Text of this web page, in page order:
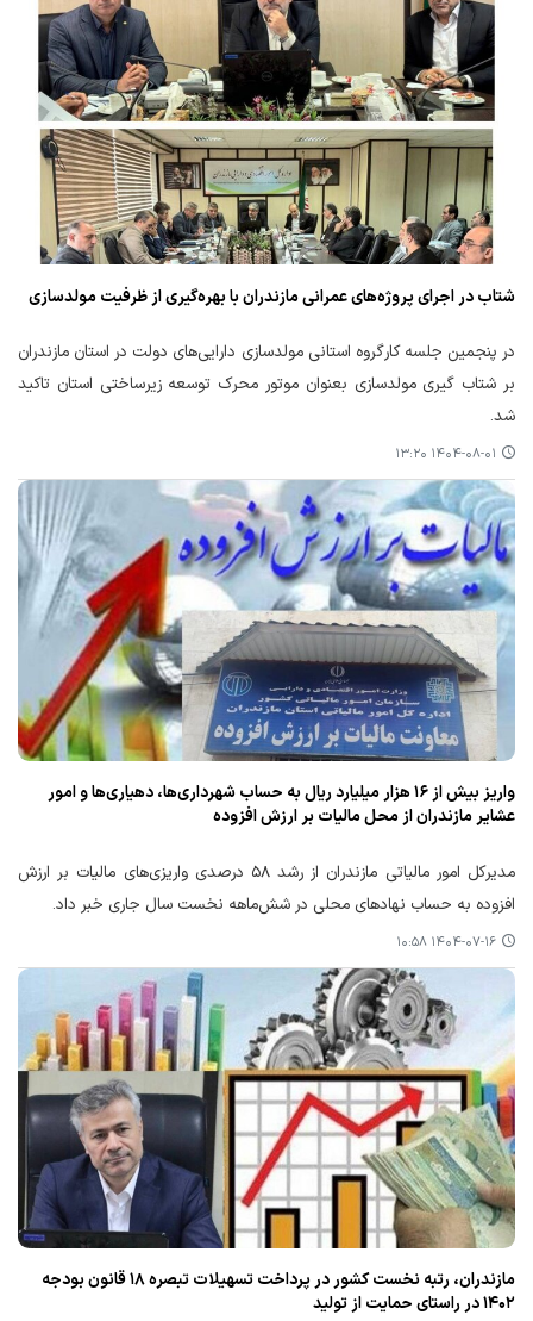
شتاب در اجرای پروژه‌های عمرانی مازندران با بهره‌گیری از ظرفیت مولدسازی
در پنجمین جلسه کارگروه استانی مولدسازی دارایی‌های دولت در استان مازندران
بر شتاب گیری مولدسازی بعنوان موتور محرک توسعه زیرساختی استان تاکید
شد.
۱۴۰۴-۰۸-۰۱ ۱۳:۲۰
واریز بیش از ۱۶ هزار میلیارد ریال به حساب شهرداری‌ها، دهیاری‌ها و امور
عشایر مازندران از محل مالیات بر ارزش افزوده
مدیرکل امور مالیاتی مازندران از رشد ۵۸ درصدی واریزی‌های مالیات بر ارزش
افزوده به حساب نهادهای محلی در شش‌ماهه نخست سال جاری خبر داد.
۱۴۰۴-۰۷-۱۶ ۱۰:۵۸
مازندران، رتبه نخست کشور در پرداخت تسهیلات تبصره ۱۸ قانون بودجه
۱۴۰۲ در راستای حمایت از تولید